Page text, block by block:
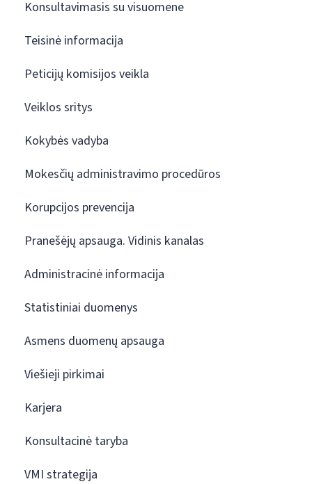
Konsultavimasis su visuomene
Teisinė informacija
Peticijų komisijos veikla
Veiklos sritys
Kokybės vadyba
Mokesčių administravimo procedūros
Korupcijos prevencija
Pranešėjų apsauga. Vidinis kanalas
Administracinė informacija
Statistiniai duomenys
Asmens duomenų apsauga
Viešieji pirkimai
Karjera
Konsultacinė taryba
VMI strategija